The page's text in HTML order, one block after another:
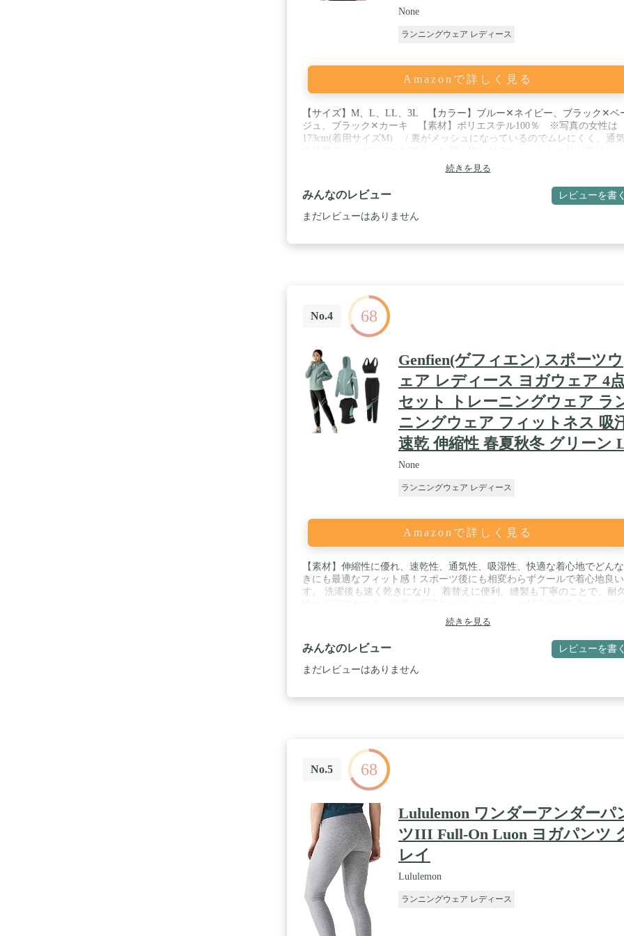
None
ランニングウェア レディース
Amazonで詳しく見る
【サイズ】M、L、LL、3L 【カラー】ブルー✕ネイビー、ブラック✕ベ
ジュ、ブラック✕カーキ 【素材】ポリエステル100％ ※写真の女性は
173cm(着用サイズM) / 裏がメッシュになっているのでムレにくく、通気
リなウィンドブレーカーです。汗をかいてもべたつきにくくさらっと着用
ただけます。フルジップタイプなので、しっかり上まで閉めると、日差し
あたりやすい首元がガードできます。 / 機能性にも優れており快適に過
るメリットが嬉しい。「撥水加工」により急な雨にも安心です。「防汚加
工」でおしゃれに花粉対策ができます。「ウォッシャブル」なのでご自宅
ン機器及びモニタなどの違いの為、実際の商品素材の色と相違する場合も
りますのでご了承下さい。
続きを見る
みんなのレビュー レビューを書く
まだレビューはありません
No.4 68
Genfien(ゲフィエン) スポーツウ
ェア レディース ヨガウェア 4点
セット トレーニングウェア ラ
ニングウェア フィットネス 吸
速乾 伸縮性 春夏秋冬 グリーン
None
ランニングウェア レディース
Amazonで詳しく見る
【素材】伸縮性に優れ、速乾性、通気性、吸湿性、快適な着心地でどん
きにも最適なフィット感！スポーツ後にも相変わらずクールで着心地良
す。 洗濯後も速く乾きになり、着替えに便利。縫製も丁寧のことで、耐久
を通して便利にお使い頂けます。 / 【四点セット】スポーツブラジャー＆T
シャツ＆スポーツパーカー＆ズボン 寝間着やパジャマ代わりのルームウェ
アからジムでのトレーニングスポーツダンスウェアとしても、ゆったり
着回せるお洒落（おしゃれ）なスポーツウェアの四点セットです。好み
み合わせでオシャレを楽しみながら運動できます。 / 【デザイン】サイト
す。 / 【おすすめ】いろいろな運動に適当！ジョギング、ウォーキング、
クササイズ、フィットネス、筋力トレーニング、ランニング、ダンス、テ
ス、ジム、ヨガなど。アウトドア、街着やルームウェアとしても多様な用
に対応するセットアップ
続きを見る
みんなのレビュー レビューを書く
まだレビューはありません
No.5 68
Lululemon ワンダーアンダーパ
ツIII Full-On Luon ヨガパンツ
レイ
Lululemon
ランニングウェア レディース